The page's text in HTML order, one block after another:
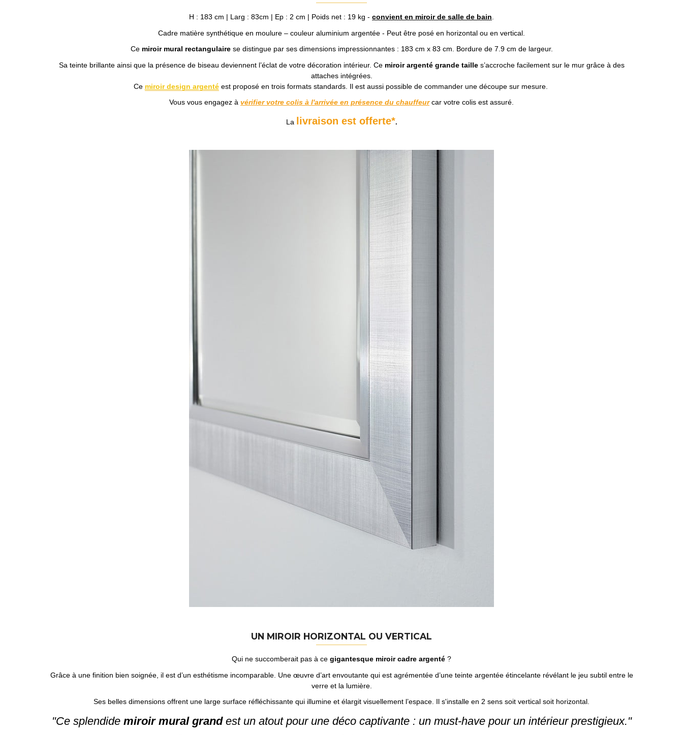
H : 183 cm | Larg : 83cm | Ep : 2 cm | Poids net : 19 kg - convient en miroir de salle de bain.
Cadre matière synthétique en moulure – couleur aluminium argentée - Peut être posé en horizontal ou en vertical.
Ce miroir mural rectangulairese distingue par ses dimensions impressionnantes : 183 cm x 83 cm. Bordure de 7.9 cm de largeur.
Sa teinte brillante ainsi que la présence de biseau deviennent l’éclat de votre décoration intérieur. Ce miroir argenté grande tailles’accroche facilement sur le mur grâce à des
attaches intégrées.
Ce miroir design argentéest proposé en trois formats standards. Il est aussi possible de commander une découpe sur mesure.
Vous vous engagez à vérifier votre colis à l'arrivée en présence du chauffeurcar votre colis est assuré.
La livraison est offerte*.
UN MIROIR HORIZONTAL OU VERTICAL
Qui ne succomberait pas à ce gigantesque miroir cadre argenté ?
Grâce à une finition bien soignée, il est d’un esthétisme incomparable. Une œuvre d’art envoutante qui est agrémentée d’une teinte argentée étincelante révélant le jeu subtil entre le
verre et la lumière.
Ses belles dimensions offrent une large surface réfléchissante qui illumine et élargit visuellement l’espace. Il s'installe en 2 sens soit vertical soit horizontal.
"Ce splendide miroir mural grandest un atout pour une déco captivante : un must-have pour un intérieur prestigieux."